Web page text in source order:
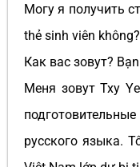
Могу я получить
thẻ sinh viên không?
Как вас зовут?
Меня зовут Txy
русского языка.